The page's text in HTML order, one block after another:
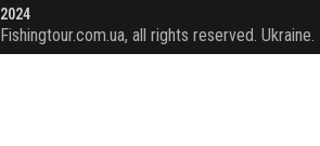
2024
Fishingtour.com.ua, all rights reserved. Ukraine.